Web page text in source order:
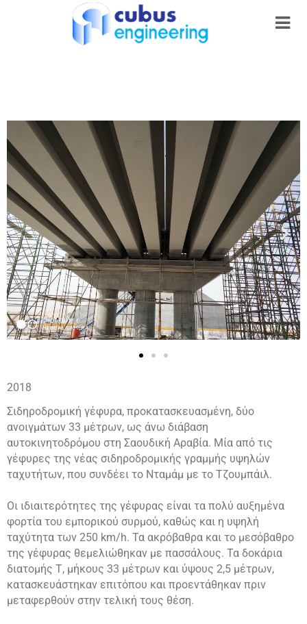
2018
Σιδηροδρομική γέφυρα, προκατασκευασμένη, δύο
ανοιγμάτων 33 μέτρων, ως άνω διάβαση
αυτοκινητοδρόμου στη Σαουδική Αραβία. Μία από τις
γέφυρες της νέας σιδηροδρομικής γραμμής υψηλών
ταχυτήτων, που συνδέει το Νταμάμ με το Τζουμπάιλ.
Οι ιδιαιτερότητες της γέφυρας είναι τα πολύ αυξημένα
φορτία του εμπορικού συρμού, καθώς και η υψηλή
ταχύτητα των 250 km/h. Τα ακρόβαθρα και το μεσόβαθρο
της γέφυρας θεμελιώθηκαν με πασσάλους. Τα δοκάρια
διατομής Τ, μήκους 33 μέτρων και ύψους 2,5 μέτρων,
κατασκευάστηκαν επιτόπου και προεντάθηκαν πριν
μεταφερθούν στην τελική τους θέση.